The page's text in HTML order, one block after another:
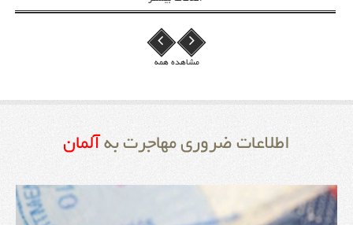
مشاهده همه
اطلاعات ضروری مهاجرت بهآلمان